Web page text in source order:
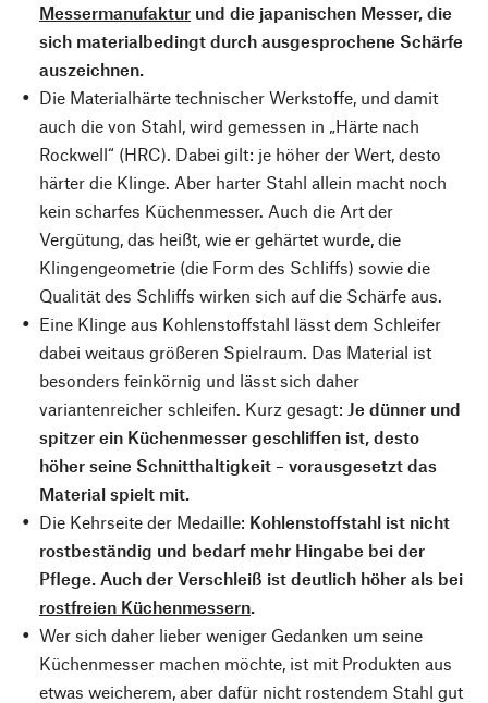
Messermanufaktur und die japanischen Messer, die
sich materialbedingt durch ausgesprochene Schärfe
auszeichnen.
Die Materialhärte technischer Werkstoffe, und damit
auch die von Stahl, wird gemessen in „Härte nach
Rockwell“ (HRC). Dabei gilt: je höher der Wert, desto
härter die Klinge. Aber harter Stahl allein macht noch
kein scharfes Küchenmesser. Auch die Art der
Vergütung, das heißt, wie er gehärtet wurde, die
Klingengeometrie (die Form des Schliffs) sowie die
Qualität des Schliffs wirken sich auf die Schärfe aus.
Eine Klinge aus Kohlenstoffstahl lässt dem Schleifer
dabei weitaus größeren Spielraum. Das Material ist
besonders feinkörnig und lässt sich daher
variantenreicher schleifen. Kurz gesagt: Je dünner und
spitzer ein Küchenmesser geschliffen ist, desto
höher seine Schnitthaltigkeit – vorausgesetzt das
Material spielt mit.
Die Kehrseite der Medaille: Kohlenstoffstahl ist nicht
rostbeständig und bedarf mehr Hingabe bei der
Pflege. Auch der Verschleiß ist deutlich höher als bei
rostfreien Küchenmessern
Wer sich daher lieber weniger Gedanken um seine
Küchenmesser machen möchte, ist mit Produkten aus
etwas weicherem, aber dafür nicht rostendem Stahl gut